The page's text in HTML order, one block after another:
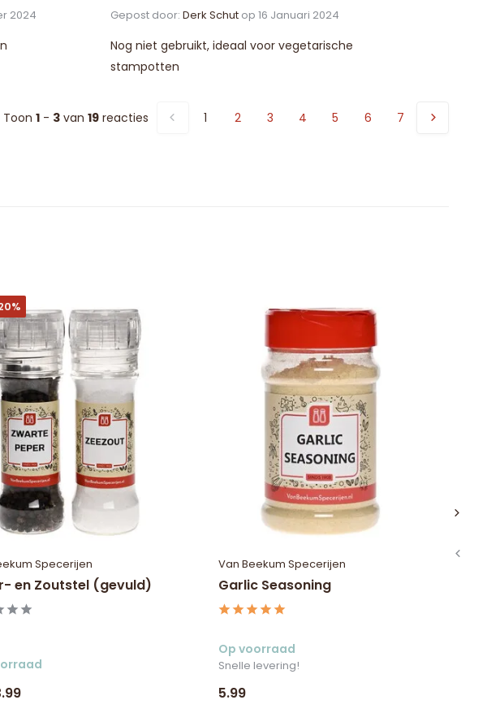
2024 Gepost door:Derk Schut op 16 Januari 2024
Nog niet gebruikt, ideaal voor vegetarische
stampotten
Toon 1 - 3 van 19 reacties 1 2 3 4 5 6 7
Specerijen
en Zoutstel (gevuld)
Van Beekum Specerijen
Garlic Seasoning
Op voorraad
Snelle levering!
5.99